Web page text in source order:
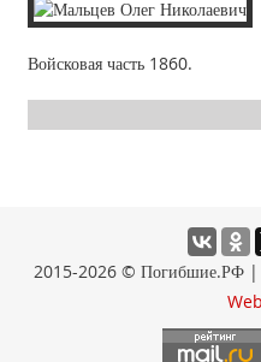
Войсковая часть 1860.
2015-2026 © Погибшие.РФ |